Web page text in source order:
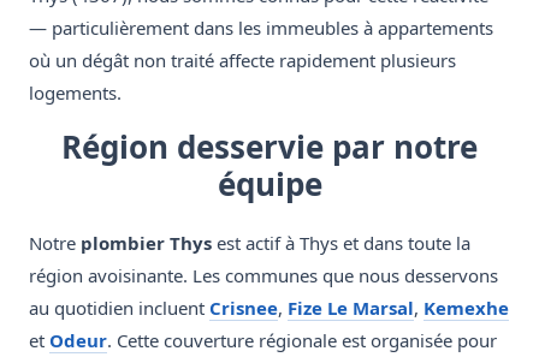
— particulièrement dans les immeubles à appartements
où un dégât non traité affecte rapidement plusieurs
logements.
Région desservie par notre
équipe
Notre plombier Thys est actif à Thys et dans toute la
région avoisinante. Les communes que nous desservons
au quotidien incluent Crisnee, Fize Le Marsal, Kemexhe
et Odeur. Cette couverture régionale est organisée pour